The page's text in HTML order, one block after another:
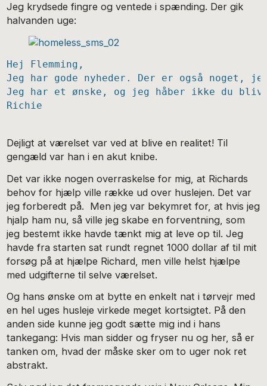
Jeg krydsede fingre og ventede i spænding. Der gik
halvanden uge:
Hej Flemming,
Jeg har gode nyheder. Der er også
Jeg har et ønske, og jeg håber ikke du
Richie
Dejligt at værelset var ved at blive en realitet! Til
gengæld var han i en akut knibe.
Det var ikke nogen overraskelse for mig, at Richards
behov for hjælp ville række ud over huslejen. Det var
jeg forberedt på. Men jeg var bekymret for, at hvis jeg
hjalp ham nu, så ville jeg skabe en forventning, som
jeg bestemt ikke havde tænkt mig at leve op til. Jeg
havde fra starten sat rundt regnet 1000 dollar af til mit
forsøg på at hjælpe Richard, men ville helst hjælpe
med udgifterne til selve værelset.
Og hans ønske om at bytte en enkelt nat i tørvejr med
en hel uges husleje virkede meget kortsigtet. På den
anden side kunne jeg godt sætte mig ind i hans
tankegang: Hvis man sidder og fryser nu og her, så er
tanken om, hvad der måske sker om to uger nok ret
abstrakt.